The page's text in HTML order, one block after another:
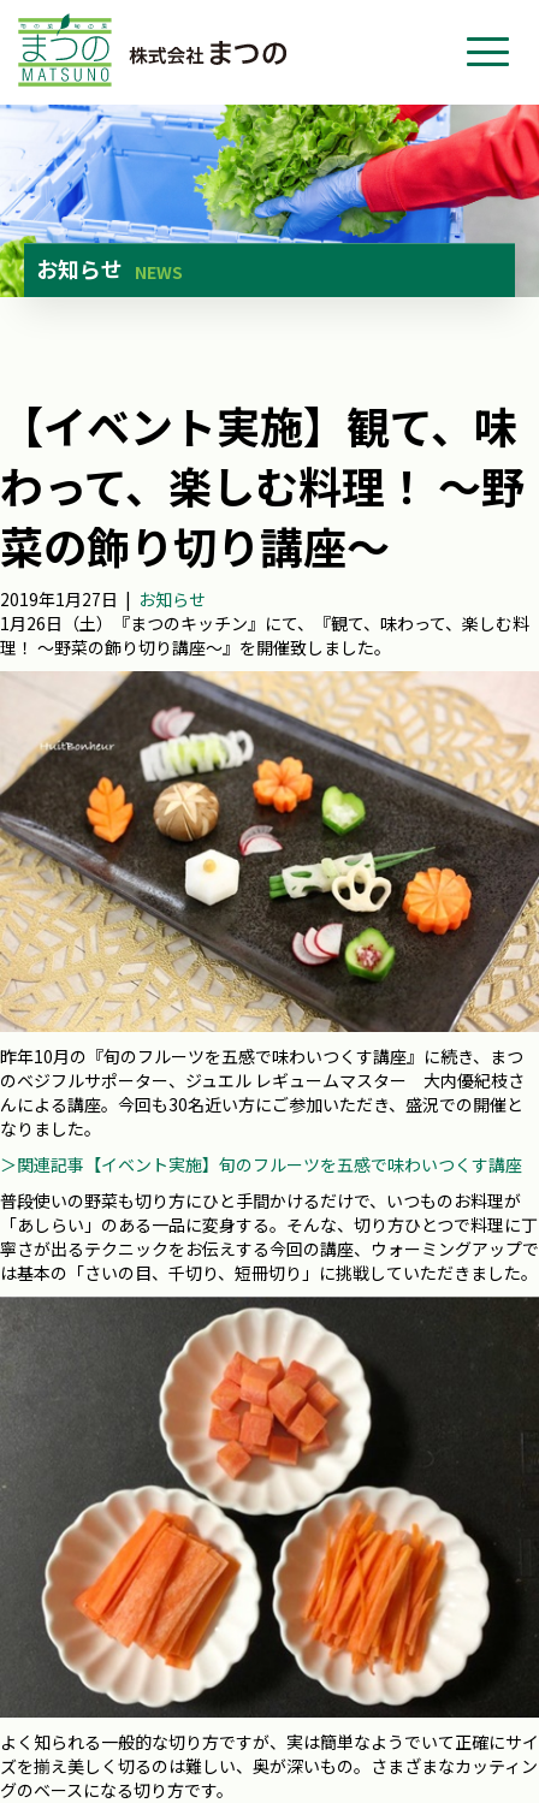
お知らせ NEWS
【イベント実施】観て、味
わって、楽しむ料理！ ～野
菜の飾り切り講座～
2019年1月27日 | お知らせ
1月26日（土）『まつのキッチン』にて、『観て、味わって、楽しむ料
理！ ～野菜の飾り切り講座～』を開催致しました。
昨年10月の『旬のフルーツを五感で味わいつくす講座』に続き、まつ
のベジフルサポーター、ジュエル レギュームマスター 大内優紀枝さ
んによる講座。今回も30名近い方にご参加いただき、盛況での開催と
なりました。
＞関連記事【イベント実施】旬のフルーツを五感で味わいつくす講座
普段使いの野菜も切り方にひと手間かけるだけで、いつものお料理が
「あしらい」のある一品に変身する。そんな、切り方ひとつで料理に丁
寧さが出るテクニックをお伝えする今回の講座、ウォーミングアップで
は基本の「さいの⽬、千切り、短冊切り」に挑戦していただきました。
よく知られる一般的な切り方ですが、実は簡単なようでいて正確にサイ
ズを揃え美しく切るのは難しい、奥が深いもの。さまざまなカッティン
グのベースになる切り方です。
ホーム
事業紹介
会社紹介
お問い合わせ